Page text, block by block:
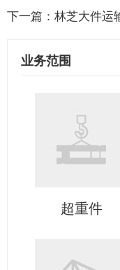
下一篇： 林芝大件运
业务范围
超重件